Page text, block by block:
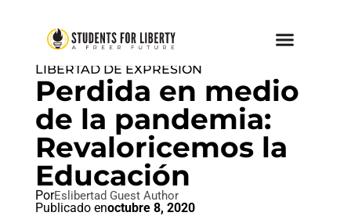
CORRECCIÓN POLÍTICA
LIBERTAD DE EXPRESION
Perdida en medio
de la pandemia:
Revaloricemos la
Educación
PorEslibertad Guest Author
Publicado enoctubre 8, 2020